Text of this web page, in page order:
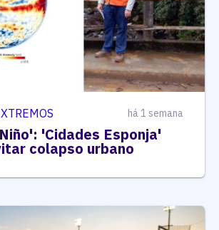
há 1 semana
'Cidades Esponja'
colapso urbano